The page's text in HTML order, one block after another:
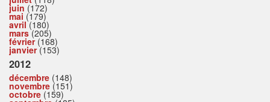
juin (172)
mai (179)
avril(180)
mars(205)
février(168)
janvier(153)
2012
décembre (148)
novembre (151)
octobre (159)